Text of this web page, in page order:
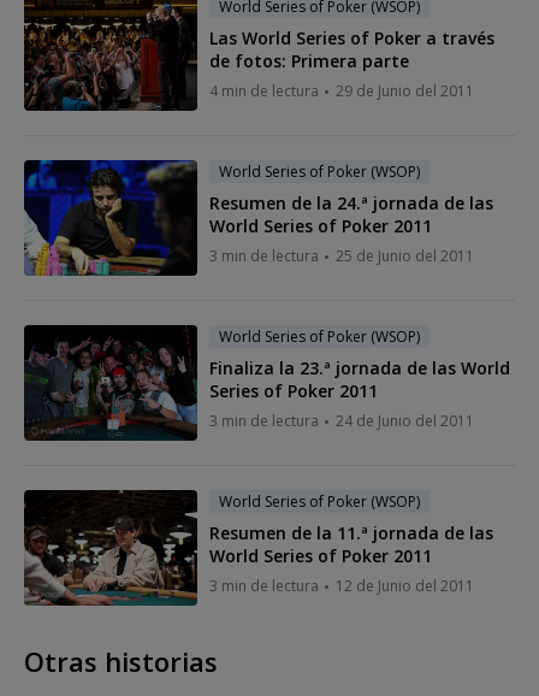
World Series of Poker (WSOP)
Las World Series of Poker a través
de fotos: Primera parte
4 min de lectura 29 de Junio del 2011
World Series of Poker (WSOP)
Resumen de la 24.ª jornada de las
World Series of Poker 2011
3 min de lectura 25 de Junio del 2011
World Series of Poker (WSOP)
Finaliza la 23.ª jornada de las World
Series of Poker 2011
3 min de lectura 24 de Junio del 2011
World Series of Poker (WSOP)
Resumen de la 11.ª jornada de las
World Series of Poker 2011
3 min de lectura 12 de Junio del 2011
Otras historias